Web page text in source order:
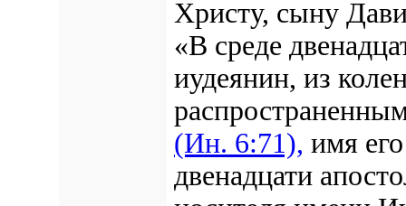
Христу, сыну
«В среде
иудеянин, из
(Ин. 6:71), имя
двенадцати